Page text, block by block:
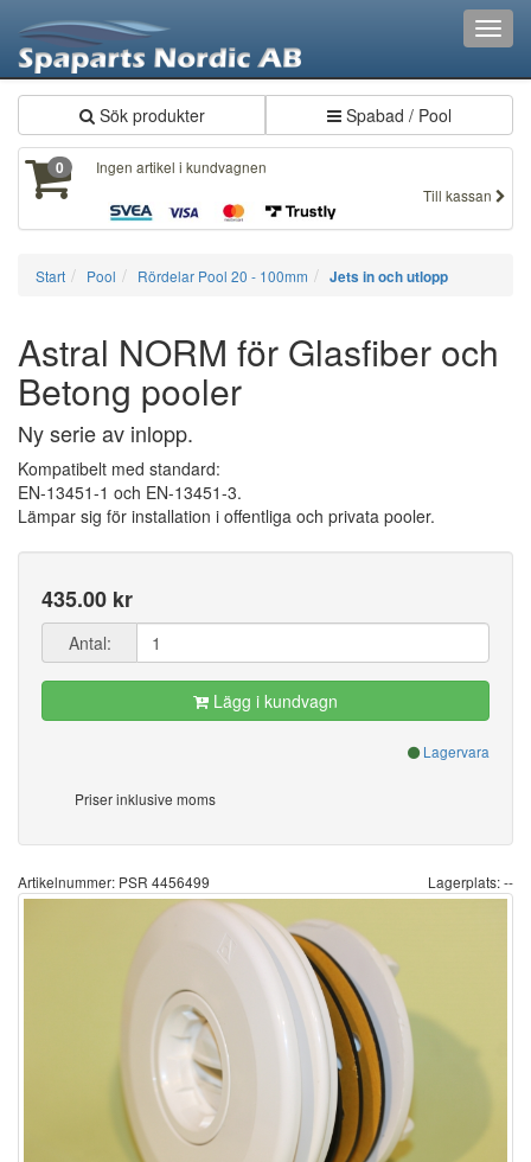
Sök produkter Spabad / Pool
0
Ingen artikel i kundvagnen
Till kassan
Start Pool Rördelar Pool 20 - 100mm Jets in och utlopp
Astral NORM för Glasfiber och
Betong pooler
Ny serie av inlopp.
Kompatibelt med standard:
EN-13451-1 och EN-13451-3.
Lämpar sig för installation i offentliga och privata pooler.
435.00 kr
Antal:
Lägg i kundvagn
Lagervara
Priser inklusive moms
Artikelnummer: PSR 4456499 Lagerplats: --